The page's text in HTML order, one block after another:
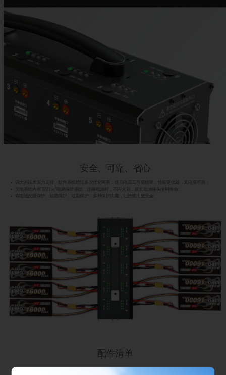
安全、可靠、省心
强大的技术实力支持，软件系统经过多次优化完善，使充电器工作更稳定，性能更优越，充电更可靠；
充电系统内有“防打火”电路保护系统，连接电池时，不闪火花，延长电池接头使用寿命;
有电池反接保护、短路保护、过温保护，多种保护功能，让您使用更安全;
配件清单